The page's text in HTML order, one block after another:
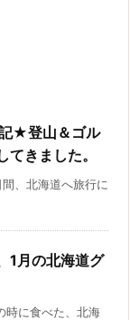
★登山＆ゴル
きました。
、北海道へ旅行に
1月の北海道グ
時に食べた、北海